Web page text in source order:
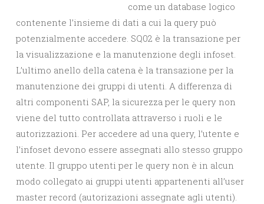
come un database logico
contenente l’insieme di dati a cui la query può
potenzialmente accedere. SQ02 è la transazione per
la visualizzazione e la manutenzione degli infoset.
L’ultimo anello della catena è la transazione per la
manutenzione dei gruppi di utenti. A differenza di
altri componenti SAP, la sicurezza per le query non
viene del tutto controllata attraverso i ruoli e le
autorizzazioni. Per accedere ad una query, l’utente e
l’infoset devono essere assegnati allo stesso gruppo
utente. Il gruppo utenti per le query non è in alcun
modo collegato ai gruppi utenti appartenenti all’user
master record (autorizazioni assegnate agli utenti).